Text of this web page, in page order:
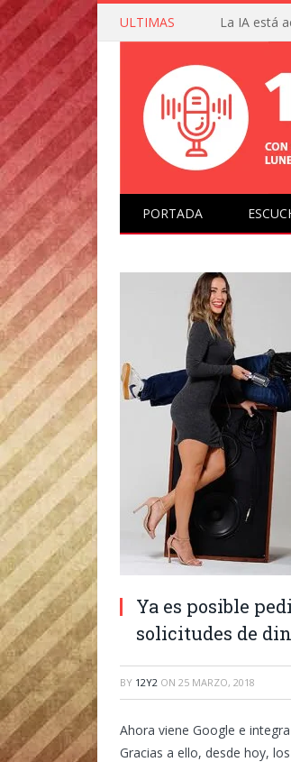
ULTIMAS
PORTADA
Ya es posible
solicitudes de
BY 12Y2 ON 25 MARZO, 2018
Ahora viene Google e
Gracias a ello, desde hoy,